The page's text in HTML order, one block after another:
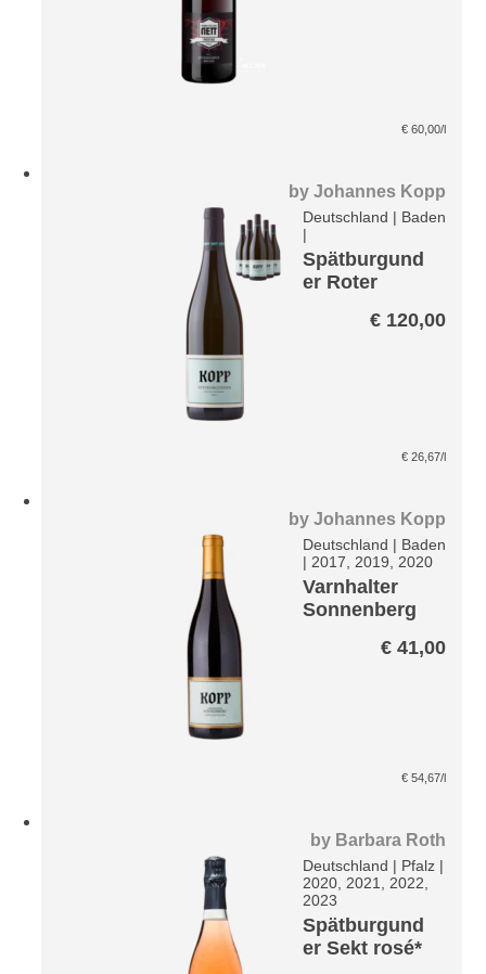
€ 60,00/l
byJohannes Kopp
Deutschland | Baden
|
Spätburgund
er Roter
€ 120,00
€ 26,67/l
byJohannes Kopp
Deutschland | Baden
|2017, 2019, 2020
Varnhalter
Sonnenberg
€ 41,00
€ 54,67/l
by Barbara Roth
Deutschland | Pfalz |
2020, 2021, 2022,
2023
Spätburgund
er Sekt rosé*